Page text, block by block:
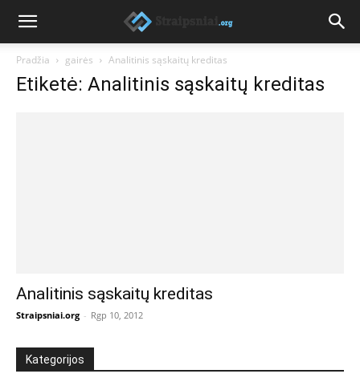
Pradžia gairės Analitinis sąskaitų kreditas
Etiketė: Analitinis sąskaitų kreditas
Analitinis sąskaitų kreditas
Straipsniai.org - Rgp 10, 2012
Kategorijos